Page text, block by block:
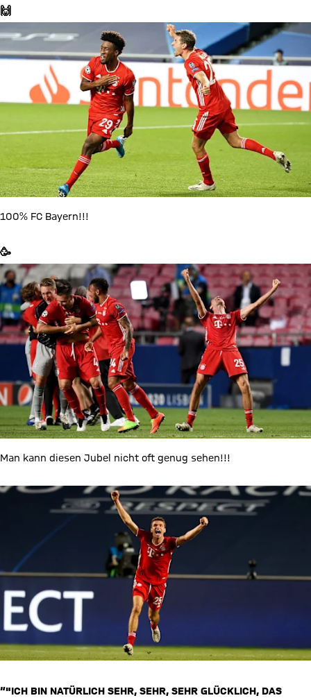
🙌
100% FC Bayern!!!
🥳
Man kann diesen Jubel nicht oft genug sehen!!!
“"ICH BIN NATÜRLICH SEHR, SEHR, SEHR GLÜCKLICH, DAS